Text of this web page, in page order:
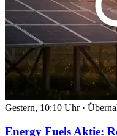
Gestern, 10:10 Uhr ·
Energy Fuels Aktie: